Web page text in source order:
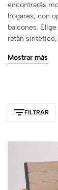
encontrarás
hogares, con
balcones.
ratán
cojines, para
Mostrar más
FILTRAR